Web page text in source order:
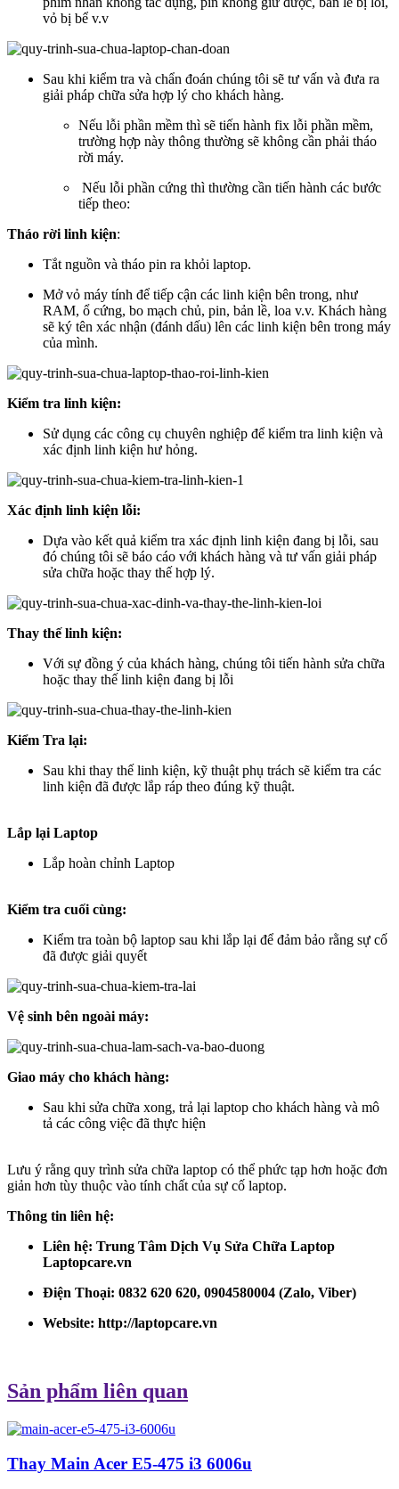
vỏ bị bể v.v
Sau khi kiểm tra và chẩn đoán chúng tôi sẽ tư vấn và đưa ra
giải pháp chữa sửa hợp lý cho khách hàng.
Nếu lỗi phần mềm thì sẽ tiến hành fix lỗi phần mềm,
trường hợp này thông thường sẽ không cần phải tháo
rời máy.
Nếu lỗi phần cứng thì thường cần tiến hành các bước
tiếp theo:
Tháo rời linh kiện:
Tắt nguồn và tháo pin ra khỏi laptop.
Mở vỏ máy tính để tiếp cận các linh kiện bên trong, như
RAM, ổ cứng, bo mạch chủ, pin, bản lề, loa v.v. Khách hàng
sẽ ký tên xác nhận (đánh dấu) lên các linh kiện bên trong máy
của mình.
Kiểm tra linh kiện:
Sử dụng các công cụ chuyên nghiệp để kiểm tra linh kiện và
xác định linh kiện hư hỏng.
Xác định linh kiện lỗi:
Dựa vào kết quả kiểm tra xác định linh kiện đang bị lỗi, sau
đó chúng tôi sẽ báo cáo với khách hàng và tư vấn giải pháp
sửa chữa hoặc thay thế hợp lý.
Thay thế linh kiện:
Với sự đồng ý của khách hàng, chúng tôi tiến hành sửa chữa
hoặc thay thế linh kiện đang bị lỗi
Kiểm Tra lại:
Sau khi thay thế linh kiện, kỹ thuật phụ trách sẽ kiểm tra các
linh kiện đã được lắp ráp theo đúng kỹ thuật.
Lắp lại Laptop
Lắp hoàn chỉnh Laptop
Kiểm tra cuối cùng:
Kiểm tra toàn bộ laptop sau khi lắp lại để đảm bảo rằng sự cố
đã được giải quyết
Vệ sinh bên ngoài máy:
Giao máy cho khách hàng:
Sau khi sửa chữa xong, trả lại laptop cho khách hàng và mô
tả các công việc đã thực hiện
Lưu ý rằng quy trình sửa chữa laptop có thể phức tạp hơn hoặc đơn
giản hơn tùy thuộc vào tính chất của sự cố laptop.
Thông tin liên hệ:
Liên hệ: Trung Tâm Dịch Vụ Sửa Chữa Laptop
Laptopcare.vn
Điện Thoại: 0832 620 620, 0904580004 (Zalo, Viber)
Website: http://laptopcare.vn
Sản phẩm liên quan
Thay Main Acer E5-475 i3 6006u